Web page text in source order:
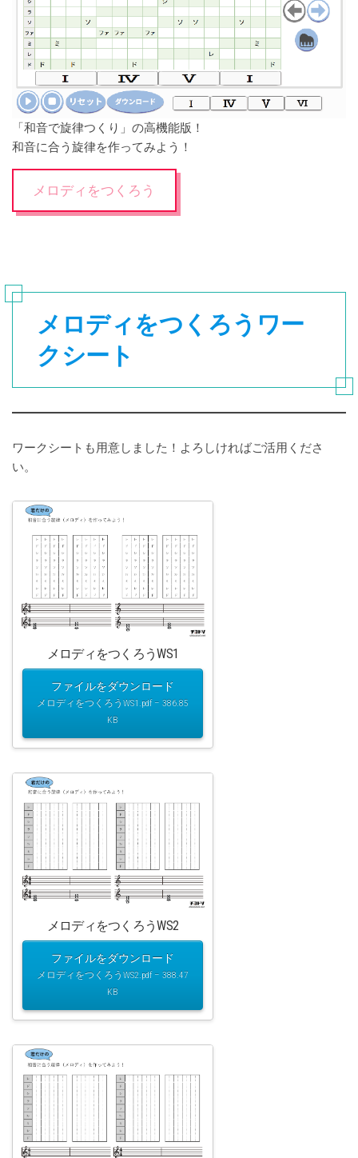
「和音で旋律つくり」の高機能版！
和音に合う旋律を作ってみよう！
メロディをつくろう
メロディをつくろうワー
クシート
ワークシートも用意しました！よろしければご活用くださ
い。
メロディをつくろうWS1
ファイルをダウンロード
メロディをつくろうWS1.pdf – 386.85
KB
メロディをつくろうWS2
ファイルをダウンロード
メロディをつくろうWS2.pdf – 388.47
KB